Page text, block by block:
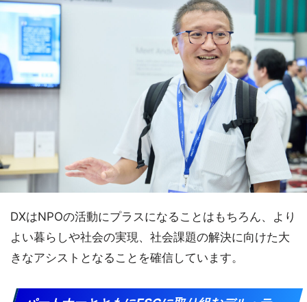
DXはNPOの活動にプラスになることはもちろん、より
よい暮らしや社会の実現、社会課題の解決に向けた大
きなアシストとなることを確信しています。